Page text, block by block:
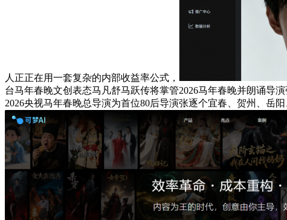
人正正在用一套复杂的内部收益率公式，
台马年春晚文创表态马凡舒马跃传将掌管2026马年春晚并朗诵导
2026央视马年春晚总导演为首位80后导演张逐个宜春、贺州、岳